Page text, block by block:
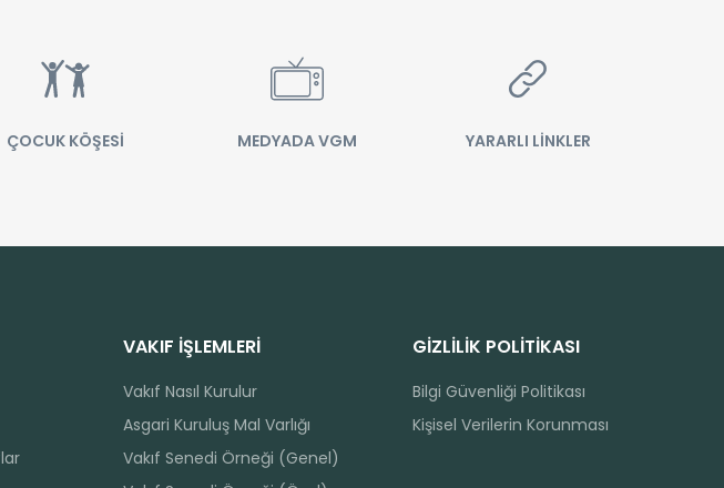
ÇOCUK KÖŞESİ MEDYADA VGM YARARLI LİNKLER
VAKIF İŞLEMLERİ
Vakıf Nasıl Kurulur
Asgari Kuruluş Mal Varlığı
Vakıf Senedi Örneği (Genel)
GİZLİLİK POLİTİKASI
Bilgi Güvenliği Politikası
Kişisel Verilerin Korunması